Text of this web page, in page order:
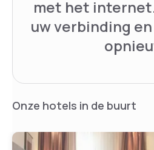
met het
uw verbinding
Onze hotels in de buurt